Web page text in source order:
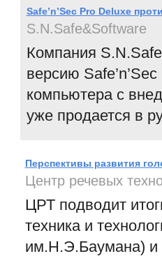
Safe’n’Sec Pro Deluxe
S.N.Safe&Software
Компания
версию
компьютера с
уже продается в
Перспективы развития
Центр речевых
ЦРТ подводит
техника и
им.Н.Э.Баумана) и